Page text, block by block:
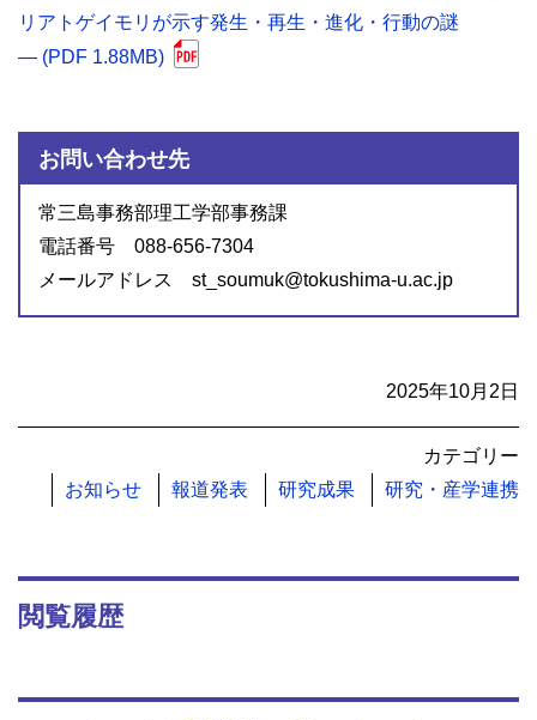
リアトゲイモリが示す発生・再生・進化・行動の謎
― (PDF 1.88MB)
お問い合わせ先
常三島事務部理工学部事務課
電話番号 088-656-7304
メールアドレス st_soumuk@tokushima-u.ac.jp
2025年10月2日
カテゴリー
お知らせ
報道発表 研究成果 研究・産学連携
閲覧履歴